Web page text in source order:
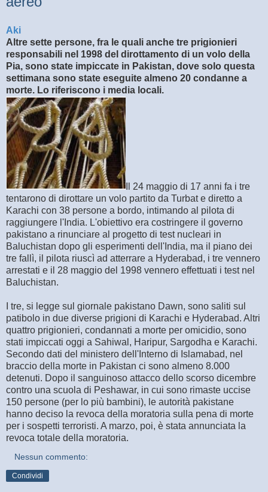
Aki
Altre sette persone, fra le quali anche tre prigionieri
responsabili nel 1998 del dirottamento di un volo della
Pia, sono state impiccate in Pakistan, dove solo questa
settimana sono state eseguite almeno 20 condanne a
morte. Lo riferiscono i media locali.
Il 24 maggio di 17 anni fa i tre
tentarono di dirottare un volo partito da Turbat e diretto a
Karachi con 38 persone a bordo, intimando al pilota di
raggiungere l'India. L'obiettivo era costringere il governo
pakistano a rinunciare al progetto di test nucleari in
Baluchistan dopo gli esperimenti dell'India, ma il piano dei
tre fallì, il pilota riuscì ad atterrare a Hyderabad, i tre vennero
arrestati e il 28 maggio del 1998 vennero effettuati i test nel
Baluchistan.
I tre, si legge sul giornale pakistano Dawn, sono saliti sul
patibolo in due diverse prigioni di Karachi e Hyderabad. Altri
quattro prigionieri, condannati a morte per omicidio, sono
stati impiccati oggi a Sahiwal, Haripur, Sargodha e Karachi.
Secondo dati del ministero dell'Interno di Islamabad, nel
braccio della morte in Pakistan ci sono almeno 8.000
detenuti. Dopo il sanguinoso attacco dello scorso dicembre
contro una scuola di Peshawar, in cui sono rimaste uccise
150 persone (per lo più bambini), le autorità pakistane
hanno deciso la revoca della moratoria sulla pena di morte
per i sospetti terroristi. A marzo, poi, è stata annunciata la
revoca totale della moratoria.
Nessun commento:
Condividi